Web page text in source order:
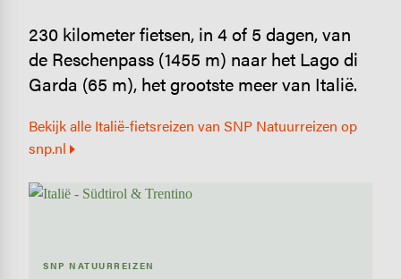
SNP NATUURREIZEN
230 kilometer fietsen, in 4 of 5 dagen, van
de Reschenpass (1455 m) naar het Lago di
Garda (65 m), het grootste meer van Italië.
Bekijk alle Italië-fietsreizen van SNP Natuurreizen op
snp.nl